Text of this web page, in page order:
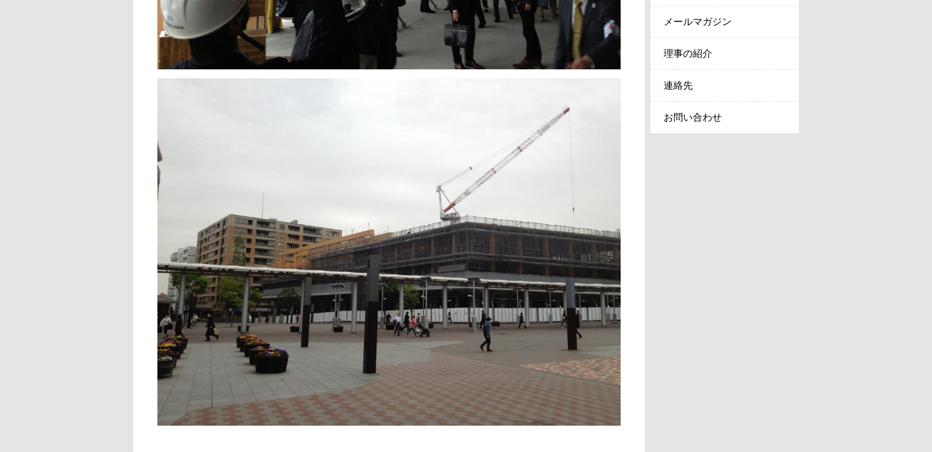
メールマガジン
理事の紹介
連絡先
お問い合わせ